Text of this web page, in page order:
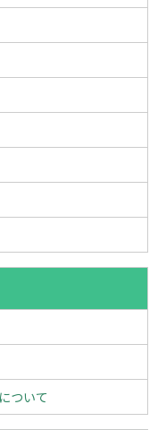
ついて